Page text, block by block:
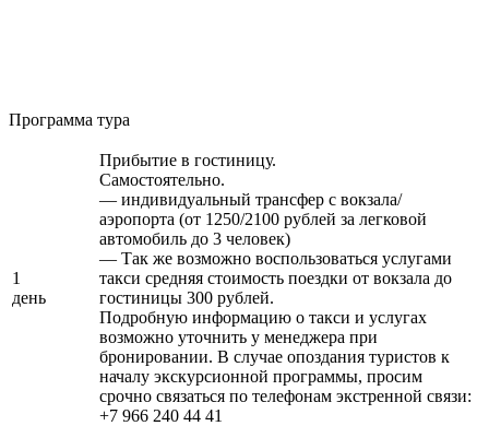
Программа тура
1
день
Прибытие в гостиницу.
Самостоятельно.
— индивидуальный трансфер с вокзала/
аэропорта (от 1250/2100 рублей за легковой
автомобиль до 3 человек)
— Так же возможно воспользоваться услугами
такси средняя стоимость поездки от вокзала до
гостиницы 300 рублей.
Подробную информацию о такси и услугах
возможно уточнить у менеджера при
бронировании. В случае опоздания туристов к
началу экскурсионной программы, просим
срочно связаться по телефонам экстренной связи:
+7 966 240 44 41